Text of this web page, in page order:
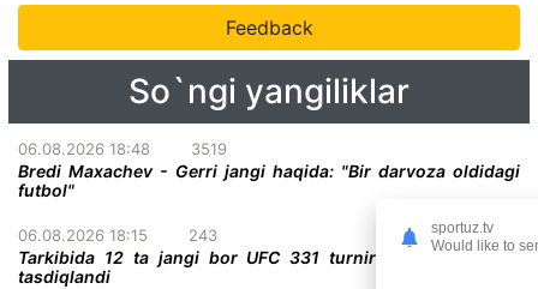
Feedback
So`ngi yangiliklar
06.08.2026 18:48 3519
Bredi Maxachev - Gerri jangi haqida: "Bir darvoza oldidagi
futbol"
06.08.2026 18:15 243
Tarkibida 12 ta jangi bor UFC 331 turnirining to'liq kardi
tasdiqlandi
sportuz.tv
Would like to